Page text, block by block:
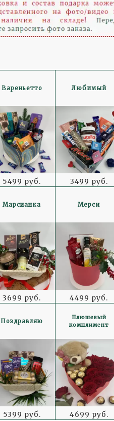
Вареньетто
5499 руб.
Любимый
3499 руб.
Марсианка
3699 руб.
Мерси
4499 руб.
Поздравляю
5399 руб.
Плюшевый
комплимент
4699 руб.